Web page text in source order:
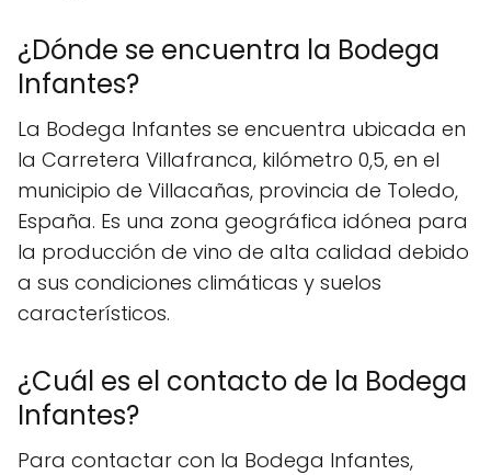
¿Dónde se encuentra la Bodega
Infantes?
La Bodega Infantes se encuentra ubicada en
la Carretera Villafranca, kilómetro 0,5, en el
municipio de Villacañas, provincia de Toledo,
España. Es una zona geográfica idónea para
la producción de vino de alta calidad debido
a sus condiciones climáticas y suelos
característicos.
¿Cuál es el contacto de la Bodega
Infantes?
Para contactar con la Bodega Infantes,